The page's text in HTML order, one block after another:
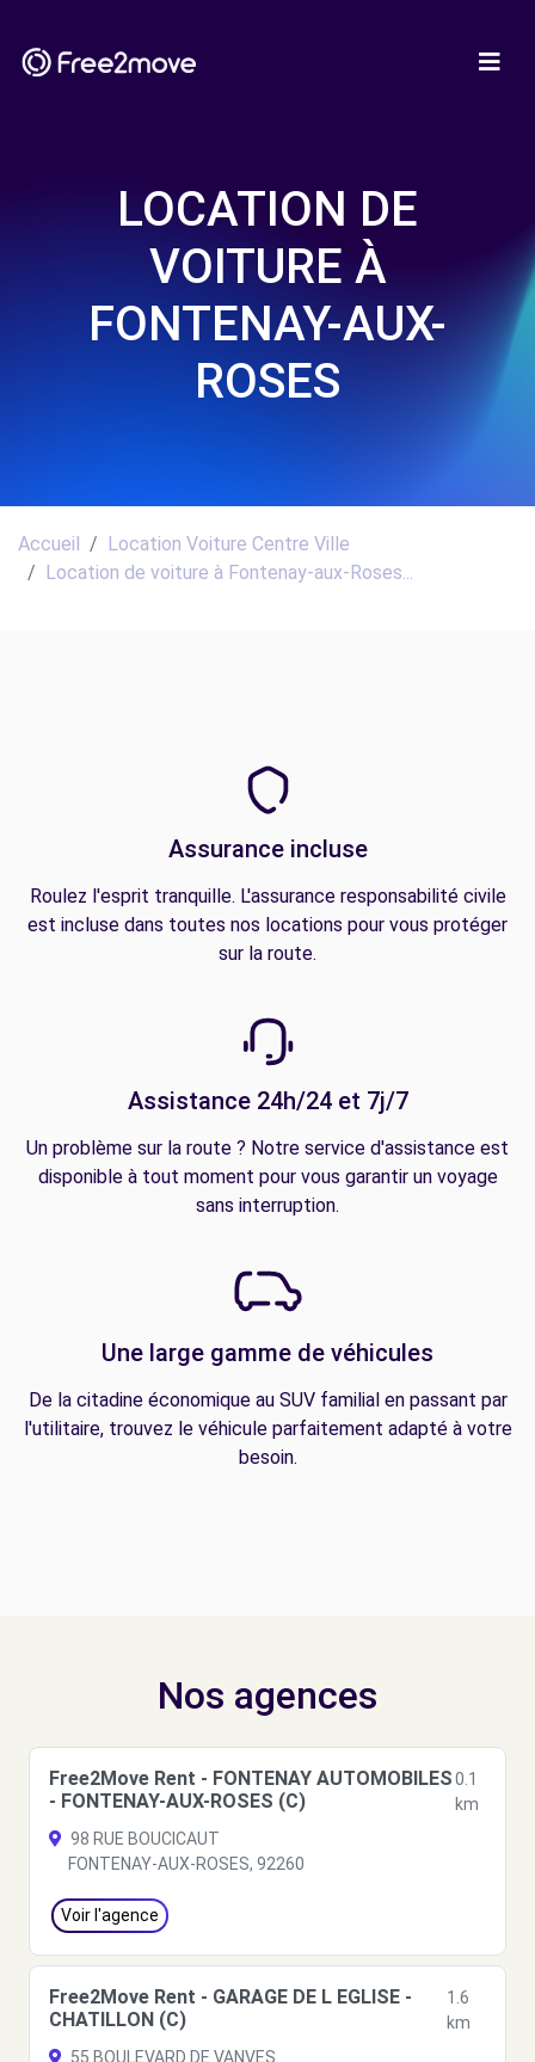
LOCATION DE
VOITURE À
FONTENAY-AUX-
ROSES
Accueil
Location Voiture Centre Ville
Location de voiture à Fontenay-aux-Roses...
Assurance incluse
Roulez l'esprit tranquille. L'assurance responsabilité civile
est incluse dans toutes nos locations pour vous protéger
sur la route.
Assistance 24h/24 et 7j/7
Un problème sur la route ? Notre service d'assistance est
disponible à tout moment pour vous garantir un voyage
sans interruption.
Une large gamme de véhicules
De la citadine économique au SUV familial en passant par
l'utilitaire, trouvez le véhicule parfaitement adapté à votre
besoin.
Nos agences
Free2Move Rent - FONTENAY AUTOMOBILES
- FONTENAY-AUX-ROSES (C)
0.1
km
98 RUE BOUCICAUT
FONTENAY-AUX-ROSES, 92260
Voir l'agence
Free2Move Rent - GARAGE DE L EGLISE -
CHATILLON (C)
1.6
km
55 BOULEVARD DE VANVES